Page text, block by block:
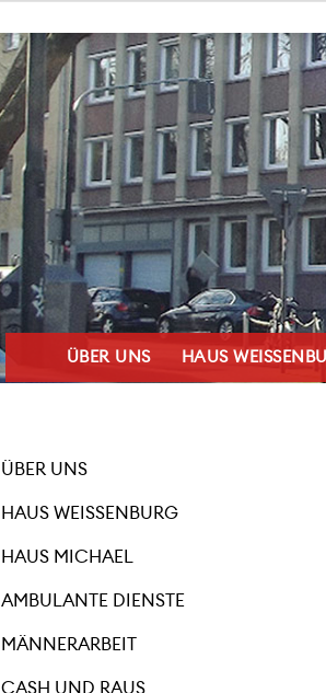
ÜBER UNS HAUS
ÜBER UNS
HAUS WEISSENBURG
HAUS MICHAEL
AMBULANTE DIENSTE
MÄNNERARBEIT
CASH UND RAUS